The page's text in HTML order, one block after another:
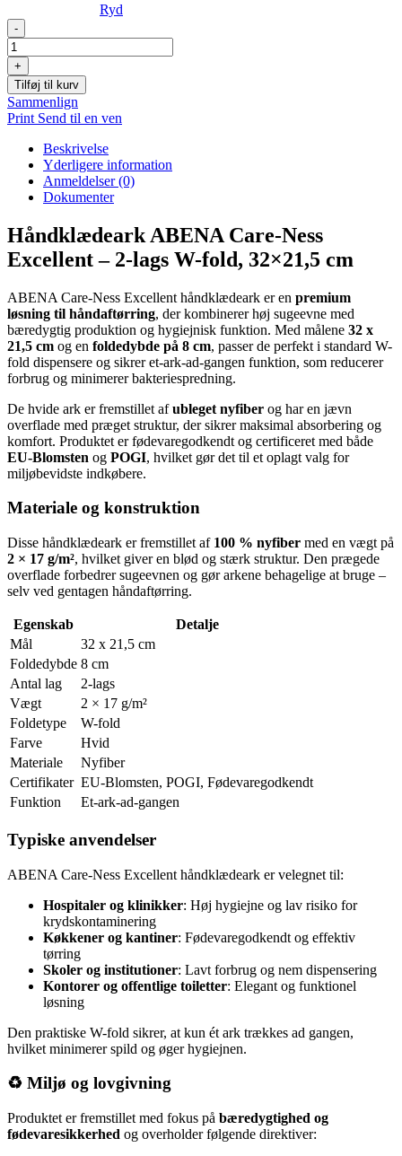
Ryd
Håndklædeark,
ABENA
Care-
Ness
Excellent,
2-
lags,
fold,
32x21,5cm,
nyfiber
antal
-
+
Tilføj til kurv
Sammenlign
Print Send til en ven
Beskrivelse
Yderligere information
Anmeldelser (0)
Dokumenter
Håndklædeark ABENA Care-Ness
Excellent – 2-lags W-fold, 32×21,5 cm
ABENA Care-Ness Excellent håndklædeark er en premium
løsning til håndaftørring, der kombinerer høj sugeevne med
bæredygtig produktion og hygiejnisk funktion. Med målene 32 x
21,5 cm og en foldedybde på 8 cm, passer de perfekt i standard W-
fold dispensere og sikrer et-ark-ad-gangen funktion, som reducerer
forbrug og minimerer bakteriespredning.
De hvide ark er fremstillet afubleget nyfiber og har en jævn
overflade med præget struktur, der sikrer maksimal absorbering og
komfort. Produktet er fødevaregodkendt og certificeret med både
EU-Blomsten og POGI, hvilket gør det til et oplagt valg for
miljøbevidste indkøbere.
Materiale og konstruktion
Disse håndklædeark er fremstillet af 100 % nyfiber med en vægt på
2 × 17 g/m², hvilket giver en blød og stærk struktur. Den prægede
overflade forbedrer sugeevnen og gør arkene behagelige at bruge –
selv ved gentagen håndaftørring.
Egenskab
Detalje
Mål
32 x 21,5 cm
Foldedybde 8 cm
Antal lag
2-lags
Vægt
2 × 17 g/m²
Foldetype
W-fold
Farve
Hvid
Materiale
Nyfiber
Certifikater EU-Blomsten, POGI, Fødevaregodkendt
Funktion
Et-ark-ad-gangen
Typiske anvendelser
ABENA Care-Ness Excellent håndklædeark er velegnet til:
Hospitaler og klinikker: Høj hygiejne og lav risiko for
krydskontaminering
Køkkener og kantiner: Fødevaregodkendt og effektiv
tørring
Skoler og institutioner: Lavt forbrug og nem dispensering
Kontorer og offentlige toiletter: Elegant og funktionel
løsning
Den praktiske W-fold sikrer, at kun ét ark trækkes ad gangen,
hvilket minimerer spild og øger hygiejnen.
♻️ Miljø og lovgivning
Produktet er fremstillet med fokus på bæredygtighed og
fødevaresikkerhed og overholder følgende direktiver: